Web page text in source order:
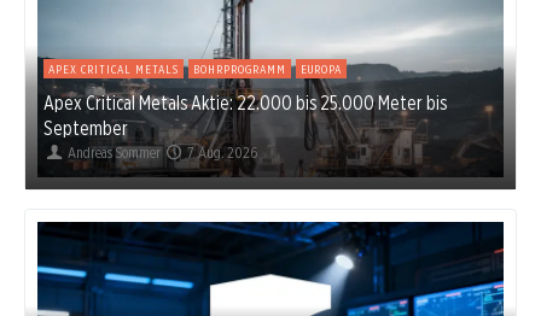
APEX CRITICAL METALS BOHRPROGRAMM EUROPA
Apex Critical Metals Aktie: 22.000 bis 25.000 Meter bis
September
Andreas Sommer 7. Aug. 2026